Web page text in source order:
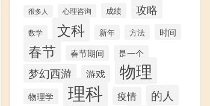
很多人 心理咨询 成绩 攻略
数学 文科 新年 方法 时间
春节 春节期间 是一个
梦幻西游 游戏 物理
物理学 理科 疫情 的人